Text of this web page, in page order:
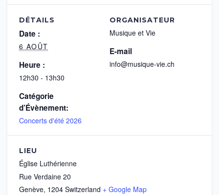
DÉTAILS
Date :
6 AOÛT
Heure :
12h30 - 13h30
Catégorie
d’Évènement:
Concerts d'été 2026
ORGANISATEUR
Musique et Vie
E-mail
info@musique-vie.ch
LIEU
Église Luthérienne
Rue Verdaine 20
Genève, 1204 Switzerland + Google Map